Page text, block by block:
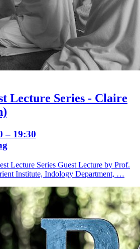
Lecture Series - Claire
– 19:30
Lecture Series Guest Lecture by Prof.
Institute, Indology Department, …